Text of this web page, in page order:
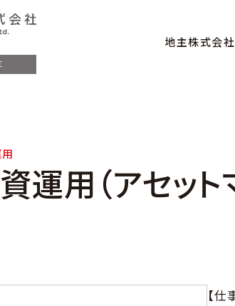
地主株式会
運用（アセット
【仕